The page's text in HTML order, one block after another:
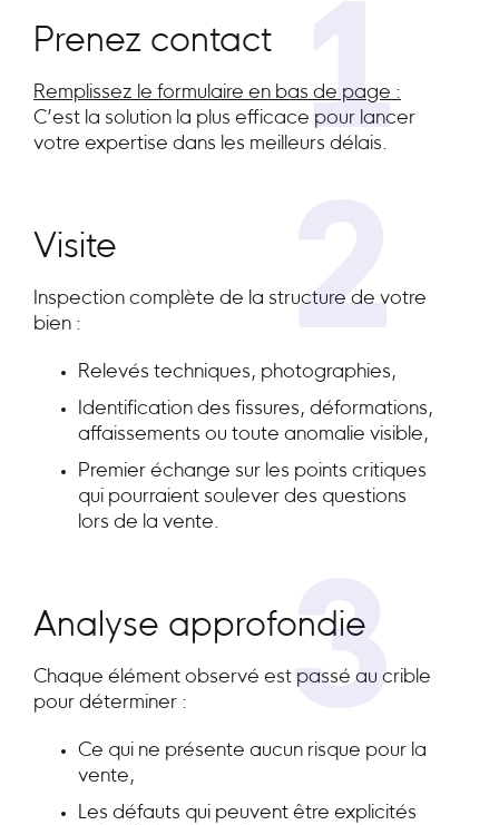
1
Prenez contact
Remplissez le formulaire en bas de page :
C’est la solution la plus efficace pour lancer
votre expertise dans les meilleurs délais.
2
Visite
Inspection complète de la structure de votre
bien :
Relevés techniques, photographies,
Identification des fissures, déformations,
affaissements ou toute anomalie visible,
Premier échange sur les points critiques
qui pourraient soulever des questions
lors de la vente.
3
Analyse approfondie
Chaque élément observé est passé au crible
pour déterminer :
Ce qui ne présente aucun risque pour la
vente,
Les défauts qui peuvent être explicités